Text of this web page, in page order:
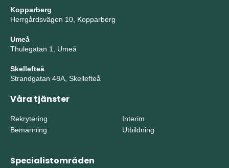
Kopparberg
Herrgårdsvägen 10, Kopparberg
Umeå
Thulegatan 1, Umeå
Skellefteå
Strandgatan 48A, Skellefteå
Våra tjänster
Rekrytering
Bemanning
Interim
Utbildning
Specialistområden